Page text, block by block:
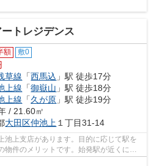
トレジデンス
額 敷0
草線 「西馬込 」駅 徒歩17分
上線 「御嶽山 」駅 徒歩18分
上線 「久が原 」駅 徒歩19分
/ 21.60㎡
大田区仲池上１丁目31-14
池上支店があります。目的に応じて駅を
物件のメリットです。始発駅が近くにあ
ョン...